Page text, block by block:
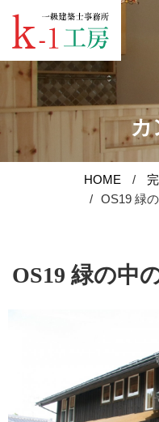
原
カ
HOME
OS19 緑
OS19 緑の中